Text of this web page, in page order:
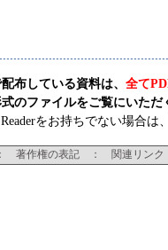
布している資料は、 全て
のファイルをご覧にいただ
をお持ちでない場合は
著作権の表記 ： 関連リンク